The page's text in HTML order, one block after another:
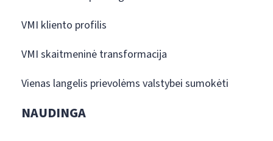
VMI kliento profilis
VMI skaitmeninė transformacija
Vienas langelis prievolėms valstybei sumokėti
NAUDINGA